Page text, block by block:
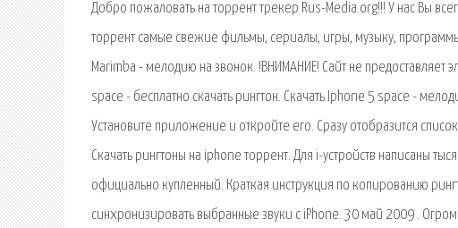
Добро пожаловать на торрент трекер Rus-Media.org!!! У нас Вы
торрент самые свежие фильмы, сериалы, игры, музыку, программы
Marimba - мелодию на звонок. !ВНИМАНИЕ! Сайт не
space - бесплатно скачать рингтон. Скачать Iphone 5 space -
Установите приложение и откройте его. Сразу отобразится
Скачать рингтоны на iphone торрент. Для i-устройств написаны
официально купленный. Краткая инструкция по копированию
синхронизировать выбранные звуки с iPhone. 30 май 2009 .